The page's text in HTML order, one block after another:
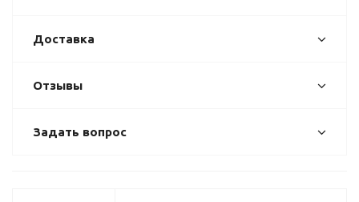
Доставка
Отзывы
Задать вопрос